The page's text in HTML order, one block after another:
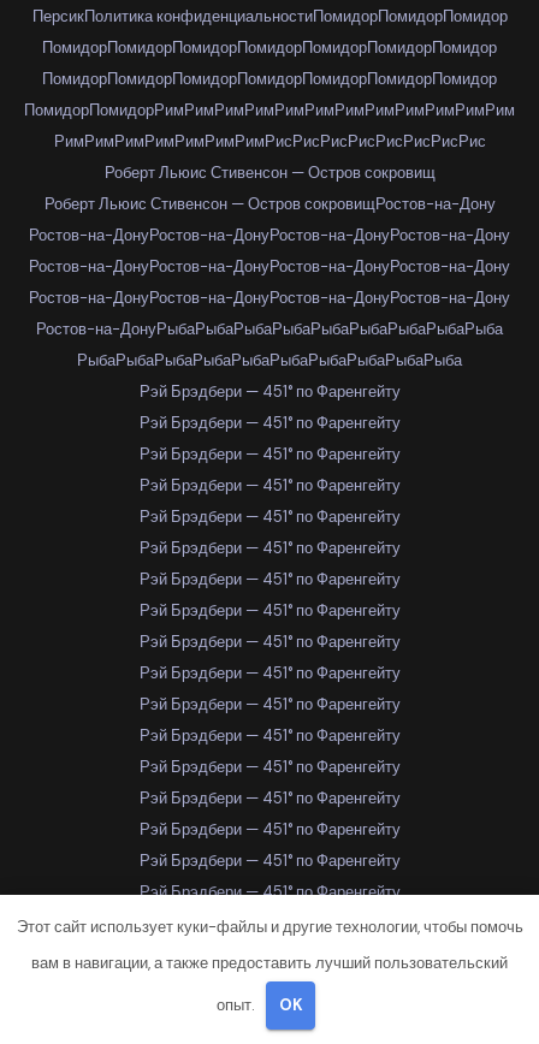
ПерсикПолитика конфиденциальностиПомидорПомидорПомидор
ПомидорПомидорПомидорПомидорПомидорПомидорПомидор
ПомидорПомидорПомидорПомидорПомидорПомидорПомидор
ПомидорПомидорРимРимРимРимРимРимРимРимРимРимРимРим
РимРимРимРимРимРимРимРисРисРисРисРисРисРисРис
Роберт Льюис Стивенсон — Остров сокровищ
Роберт Льюис Стивенсон — Остров сокровищРостов-на-Дону
Ростов-на-ДонуРостов-на-ДонуРостов-на-ДонуРостов-на-Дону
Ростов-на-ДонуРостов-на-ДонуРостов-на-ДонуРостов-на-Дону
Ростов-на-ДонуРостов-на-ДонуРостов-на-ДонуРостов-на-Дону
Ростов-на-ДонуРыбаРыбаРыбаРыбаРыбаРыбаРыбаРыбаРыба
РыбаРыбаРыбаРыбаРыбаРыбаРыбаРыбаРыбаРыба
Рэй Брэдбери — 451° по Фаренгейту
Рэй Брэдбери — 451° по Фаренгейту
Рэй Брэдбери — 451° по Фаренгейту
Рэй Брэдбери — 451° по Фаренгейту
Рэй Брэдбери — 451° по Фаренгейту
Рэй Брэдбери — 451° по Фаренгейту
Рэй Брэдбери — 451° по Фаренгейту
Рэй Брэдбери — 451° по Фаренгейту
Рэй Брэдбери — 451° по Фаренгейту
Рэй Брэдбери — 451° по Фаренгейту
Рэй Брэдбери — 451° по Фаренгейту
Рэй Брэдбери — 451° по Фаренгейту
Рэй Брэдбери — 451° по Фаренгейту
Рэй Брэдбери — 451° по Фаренгейту
Рэй Брэдбери — 451° по Фаренгейту
Рэй Брэдбери — 451° по Фаренгейту
Рэй Брэдбери — 451° по Фаренгейту
Рэй Брэдбери — 451° по Фаренгейту
Рэй Брэдбери — 451° по Фаренгейту
Рэй Брэдбери — 451° по Фаренгейту
Рэй Брэдбери — 451° по Фаренгейту
Этот сайт использует куки-файлы и другие технологии, чтобы помочь
вам в навигации, а также предоставить лучший пользовательский
опыт. OK